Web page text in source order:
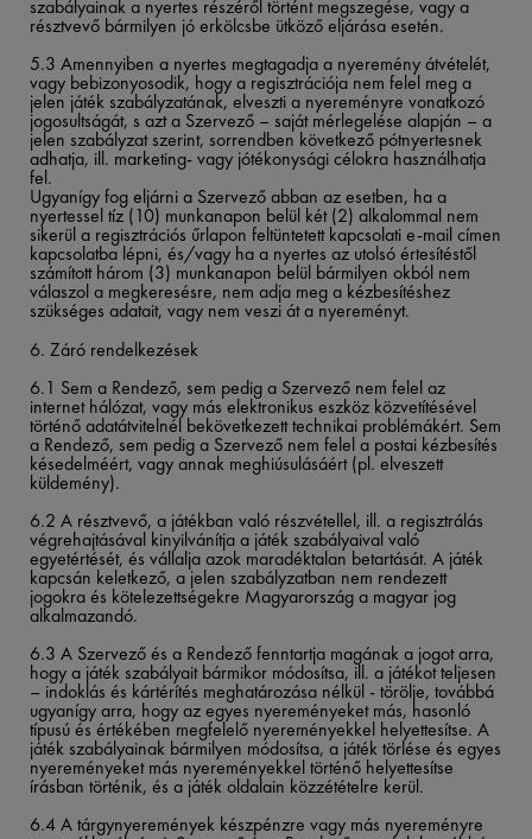
szabályainak a nyertes részéről történt megszegése, vagy a
résztvevő bármilyen jó erkölcsbe ütköző eljárása esetén.
5.3 Amennyiben a nyertes megtagadja a nyeremény átvételét,
vagy bebizonyosodik, hogy a regisztrációja nem felel meg a
jelen játék szabályzatának, elveszti a nyereményre vonatkozó
jogosultságát, s azt a Szervező – saját mérlegelése alapján – a
jelen szabályzat szerint, sorrendben következő pótnyertesnek
adhatja, ill. marketing- vagy jótékonysági célokra használhatja
fel.
Ugyanígy fog eljárni a Szervező abban az esetben, ha a
nyertessel tíz (10) munkanapon belül két (2) alkalommal nem
sikerül a regisztrációs űrlapon feltüntetett kapcsolati e-mail címen
kapcsolatba lépni, és/vagy ha a nyertes az utolsó értesítéstől
számított három (3) munkanapon belül bármilyen okból nem
válaszol a megkeresésre, nem adja meg a kézbesítéshez
szükséges adatait, vagy nem veszi át a nyereményt.
6. Záró rendelkezések
6.1 Sem a Rendező, sem pedig a Szervező nem felel az
internet hálózat, vagy más elektronikus eszköz közvetítésével
történő adatátvitelnél bekövetkezett technikai problémákért. Sem
a Rendező, sem pedig a Szervező nem felel a postai kézbesítés
késedelméért, vagy annak meghiúsulásáért (pl. elveszett
küldemény).
6.2 A résztvevő, a játékban való részvétellel, ill. a regisztrálás
végrehajtásával kinyilvánítja a játék szabályaival való
egyetértését, és vállalja azok maradéktalan betartását. A játék
kapcsán keletkező, a jelen szabályzatban nem rendezett
jogokra és kötelezettségekre Magyarország a magyar jog
alkalmazandó.
6.3 A Szervező és a Rendező fenntartja magának a jogot arra,
hogy a játék szabályait bármikor módosítsa, ill. a játékot teljesen
– indoklás és kártérítés meghatározása nélkül - törölje, továbbá
ugyanígy arra, hogy az egyes nyereményeket más, hasonló
típusú és értékében megfelelő nyereményekkel helyettesítse. A
játék szabályainak bármilyen módosítsa, a játék törlése és egyes
nyereményeket más nyereményekkel történő helyettesítse
írásban történik, és a játék oldalain közzétételre kerül.
6.4A tárgynyeremények készpénzre vagy más nyereményre